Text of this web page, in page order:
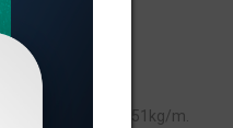
peso linear de 0,351kg/m.